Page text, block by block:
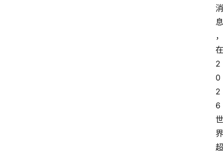
消
息
，
在
2
0
2
6
世
界
超